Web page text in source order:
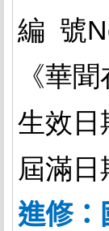
編 號
《華
生效日
屆滿日
進修：